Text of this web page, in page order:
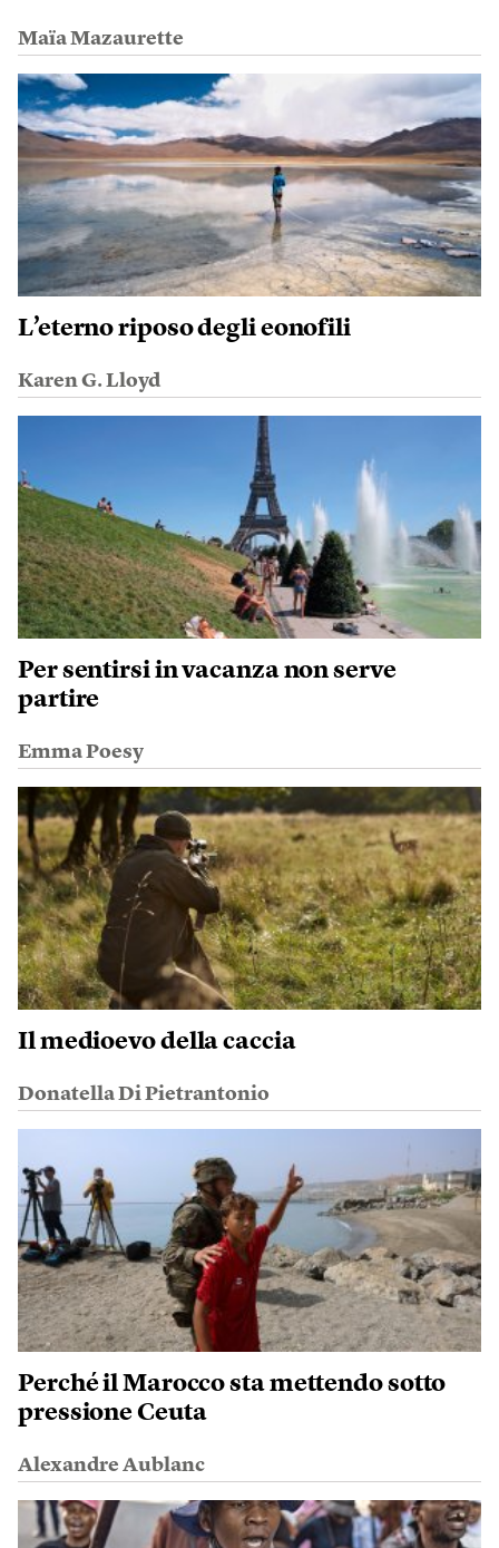
Maïa Mazaurette
L’eterno riposo degli eonofili
Karen G. Lloyd
Per sentirsi in vacanza non serve
partire
Emma Poesy
Il medioevo della caccia
Donatella Di Pietrantonio
Perché il Marocco sta mettendo sotto
pressione Ceuta
Alexandre Aublanc